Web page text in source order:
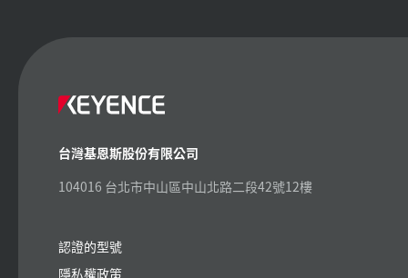
台灣基恩斯股份有限公司
104016 台北市中山區中山北路二段42號12樓
認證的型號
隱私權政策